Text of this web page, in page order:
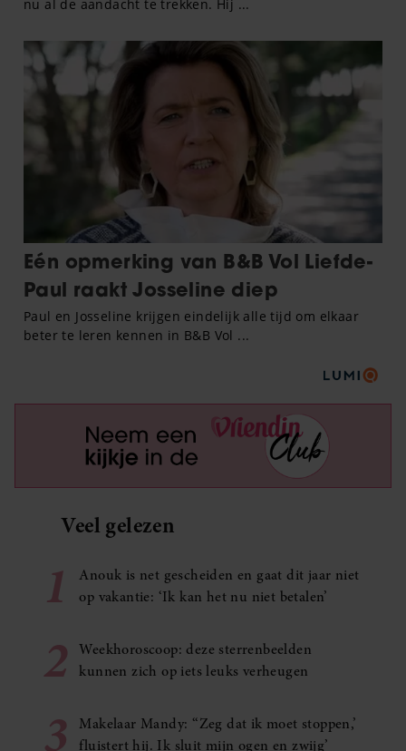
Veel gelezen
1
Anouk is net gescheiden en gaat dit jaar niet
op vakantie: ‘Ik kan het nu niet betalen’
2
Weekhoroscoop: deze sterrenbeelden
kunnen zich op iets leuks verheugen
3
Makelaar Mandy: ‘‘Zeg dat ik moet stoppen,’
fluistert hij. Ik sluit mijn ogen en zwijg’